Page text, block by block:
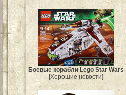
Боевые корабли Lego Star Wars
[Хорошие новости]